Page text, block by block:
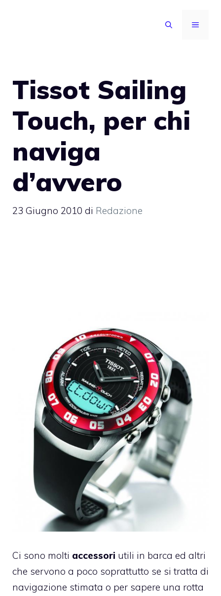
MENU
Tissot Sailing
Touch, per chi
naviga
d’avvero
23 Giugno 2010 di Redazione
Ci sono molti accessori utili in barca ed altri
che servono a poco soprattutto se si tratta di
navigazione stimata o per sapere una rotta